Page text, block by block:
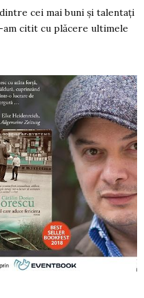
cei mai buni și talentați
citit cu plăcere ultimele